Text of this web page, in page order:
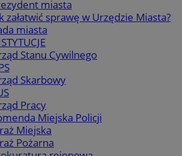
miasta
załatwić sprawę w Urzędzie Miasta?
miasta
Stanu Cywilnego
Skarbowy
Pracy
Miejska Policji
Miejska
Pożarna